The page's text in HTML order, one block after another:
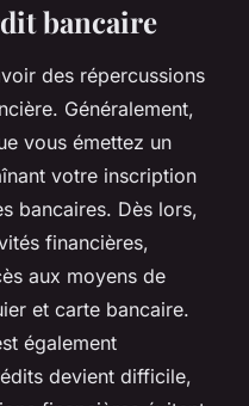
bancaire
des répercussions
Généralement,
vous émettez un
votre inscription
bancaires. Dès lors,
financières,
aux moyens de
et carte bancaire.
également
devient difficile,